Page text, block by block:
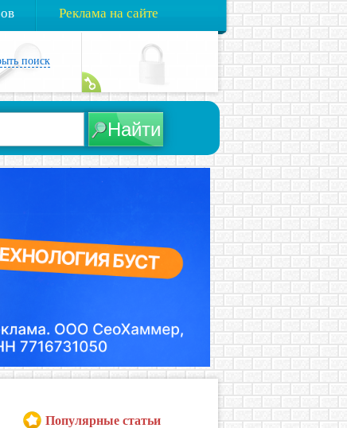
Реклама на сайте
поиск
Популярные статьи